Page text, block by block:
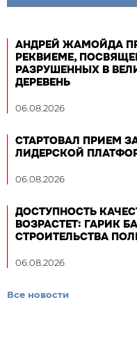
АНДРЕЙ ЖАМОЙДА
РЕКВИЕМЕ,
РАЗРУШЕННЫХ В
ДЕРЕВЕНЬ
06.08.2026
СТАРТОВАЛ ПРИЕМ
ЛИДЕРСКОЙ
06.08.2026
ДОСТУПНОСТЬ
ВОЗРАСТЕТ: ГАРИК
СТРОИТЕЛЬСТВА
06.08.2026
Все новости